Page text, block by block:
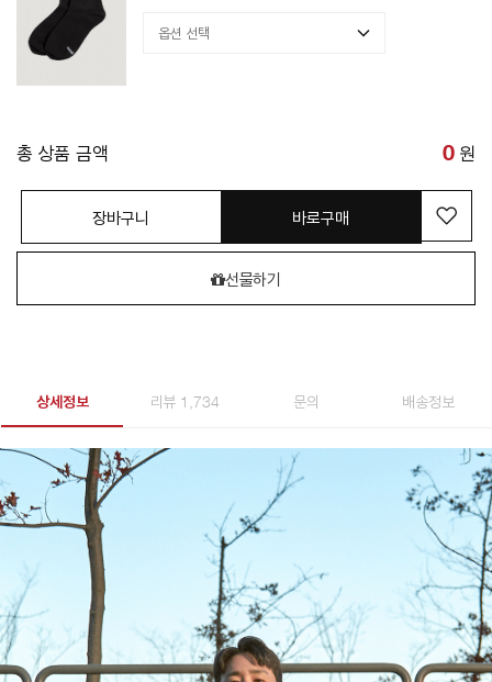
총 상품 금액 0 원
장바구니 바로구매
선물하기
상세정보 리뷰 1,734 문의 배송정보